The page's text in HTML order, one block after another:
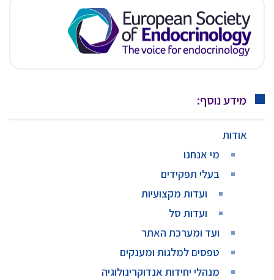
מידע נוסף:
אודות
מי אנחנו
בעלי תפקידים
ועדות מקצועיות
ועדות סל
ועד ומערכת האתר
טפסים למלגות ומענקים
מנהלי יחידות אנדוקרינולוגיה